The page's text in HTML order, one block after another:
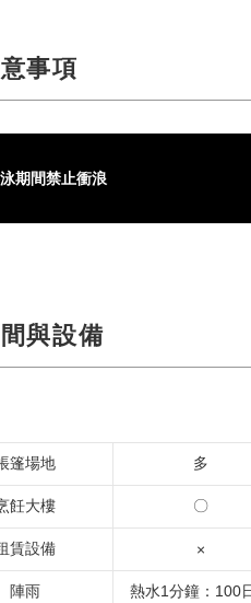
事項
泳期間禁止衝浪
與設備
篷場地 多
飪大樓 〇
賃設備 ×
陣雨 熱水1分鐘：100